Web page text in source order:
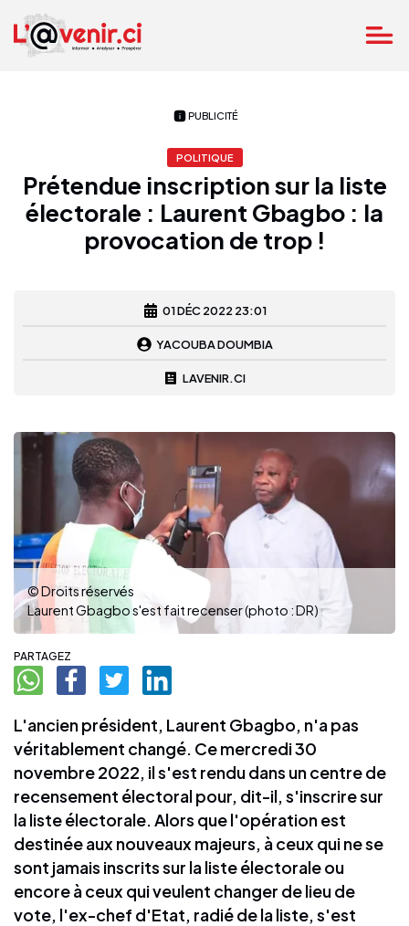
PUBLICITÉ
POLITIQUE
Prétendue inscription sur la liste
électorale : Laurent Gbagbo : la
provocation de trop !
01 DÉC 2022 23:01
YACOUBA DOUMBIA
LAVENIR.CI
© Droits réservés
Laurent Gbagbo s'est fait recenser (photo : DR)
PARTAGEZ
L'ancien président, Laurent Gbagbo, n'a pas
véritablement changé. Ce mercredi 30
novembre 2022, il s'est rendu dans un centre de
recensement électoral pour, dit-il, s'inscrire sur
la liste électorale. Alors que l'opération est
destinée aux nouveaux majeurs, à ceux qui ne se
sont jamais inscrits sur la liste électorale ou
encore à ceux qui veulent changer de lieu de
vote, l'ex-chef d'Etat, radié de la liste, s'est